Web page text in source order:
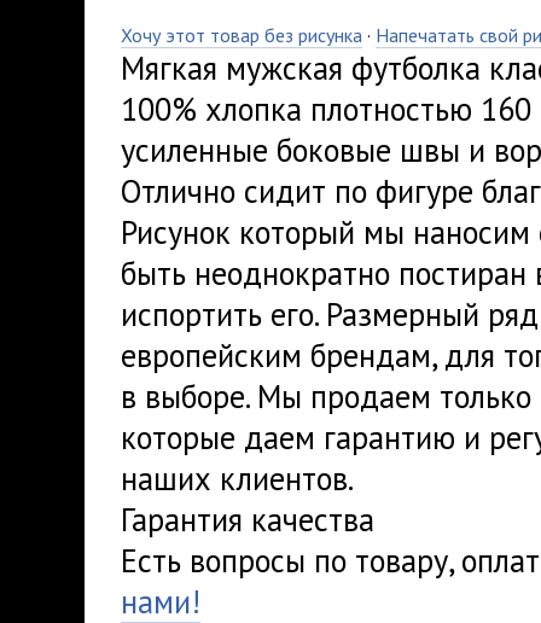
Хочу этот товар без рисунка · Напечатать свой
Мягкая мужская футболка
100% хлопка плотностью
усиленные боковые швы и
Отлично сидит по фигуре
Рисунок который мы
быть неоднократно
испортить его. Размерный
европейским брендам, для
в выборе. Мы продаем только
которые даем гарантию и
наших клиентов.
Гарантия качества
Есть вопросы по товару,
нами!